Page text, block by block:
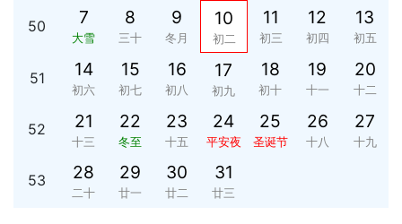
50 7
大雪
8
三十
9
冬月
10
初二
11
初三
12
初四
13
初五
51 14
初六
15
初七
16
初八
17
初九
18
初十
19
十一
20
十二
52 21
十三
22
冬至
23
十五
24
平安夜
25
圣诞节
26
十八
27
十九
53 28
二十
29
廿一
30
廿二
31
廿三